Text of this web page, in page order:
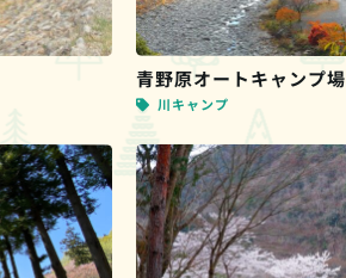
青野原オートキャンプ場
川キャンプ